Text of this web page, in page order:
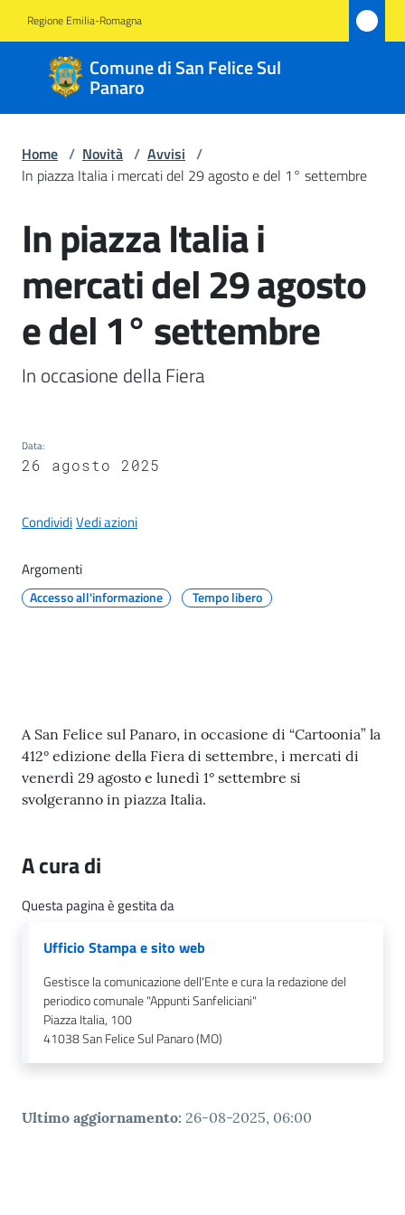
Regione Emilia-Romagna
Comune di San Felice Sul
Panaro
Comune
di San
Felice
Sul
Panaro
Amministrazione
Novità
Menu selezionato
Servizi
Comune
p
p
a
n
f
e
c
a
g
l
Home / Novità / Avvisi /
In piazza Italia i mercati del 29 agosto e del 1° settembre
Salta al contenuto
In piazza Italia i
mercati del 29 agosto
e del 1° settembre
In occasione della Fiera
Data:
26 agosto 2025
CondividiVedi azioni
Argomenti
Accesso all'informazione Tempo libero
Contenuto
A San Felice sul Panaro, in occasione di “Cartoonia” la
412° edizione della Fiera di settembre, i mercati di
venerdì 29 agosto e lunedì 1° settembre si
svolgeranno in piazza Italia.
A cura di
Questa pagina è gestita da
Ufficio Stampa e sito web
Gestisce la comunicazione dell'Ente e cura la redazione del
periodico comunale "Appunti Sanfeliciani"
Piazza Italia, 100
41038San Felice Sul Panaro (MO)
Ultimo aggiornamento: 26-08-2025, 06:00